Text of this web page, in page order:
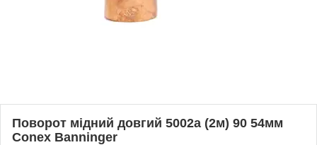
Поворот мідний довгий 5002а (2м) 90 54мм
Conex Banninger